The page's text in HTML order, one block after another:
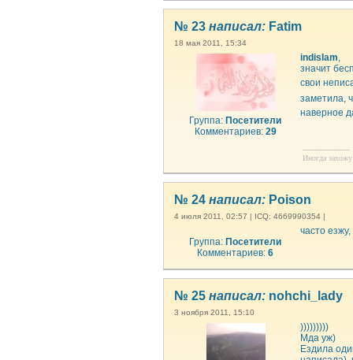
№ 23 написал: Fatim
18 мая 2011, 15:34
Группа: Посетители
Комментариев: 29
indislam,
значит
свои
заметила,
наверное
--------------------
Иногда
№ 24 написал: Poison
4 июля 2011, 02:57 | ICQ: 4669990354 |
Группа: Посетители
Комментариев:6
часто
№ 25 написал: nohchi_lady
3 ноября 2011, 15:10
)))))))))
Мда уж)
Ездила